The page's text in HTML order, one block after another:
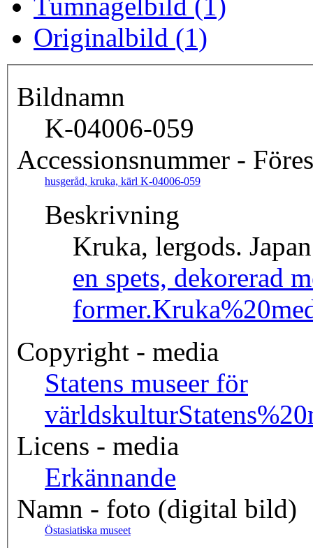
Tumnagelbild (1)
Originalbild (1)
Bildnamn
K-04006-059
Accessionsnummer -
husgeråd, kruka, kärl K-04006-059
Beskrivning
Kruka, lergods.
en spets, dekorerad
former.
Copyright - media
Statens museer för
världskultur
Licens - media
Erkännande
Namn - foto (digital bild)
Östasiatiska museet